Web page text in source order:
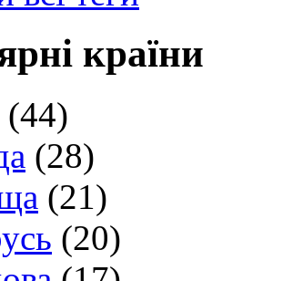
країни
(44)
(28)
(21)
(20)